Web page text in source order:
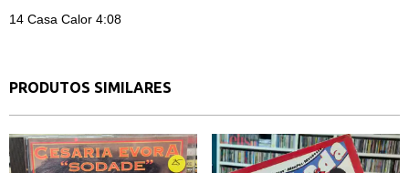
14 Casa Calor 4:08
PRODUTOS SIMILARES